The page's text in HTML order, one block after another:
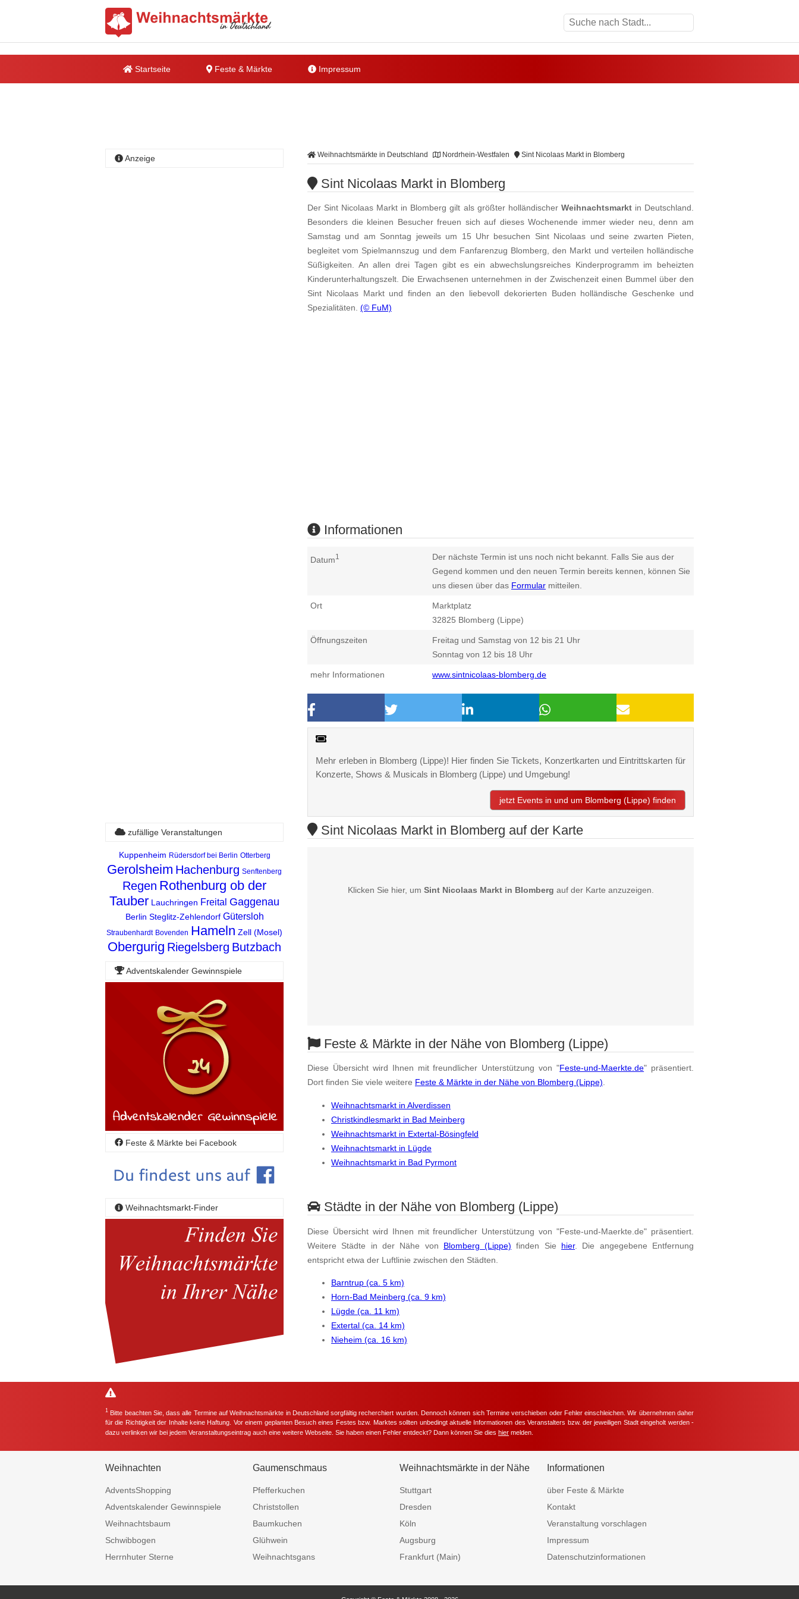
Startseite Feste & Märkte Impressum
Weihnachtsmärkte in Deutschland Nordrhein-Westfalen Sint Nicolaas Markt in Blomberg
Sint Nicolaas Markt in Blomberg
Der Sint Nicolaas Markt in Blomberg gilt als größter holländischer Weihnachtsmarktin Deutschland.
Besonders die kleinen Besucher freuen sich auf dieses Wochenende immer wieder neu, denn am
Samstag und am Sonntag jeweils um 15 Uhr besuchen Sint Nicolaas und seine zwarten Pieten,
begleitet vom Spielmannszug und dem Fanfarenzug Blomberg, den Markt und verteilen holländische
Süßigkeiten. An allen drei Tagen gibt es ein abwechslungsreiches Kinderprogramm im beheizten
Kinderunterhaltungszelt. Die Erwachsenen unternehmen in der Zwischenzeit einen Bummel über den
Sint Nicolaas Markt und finden an den liebevoll dekorierten Buden holländische Geschenke und
Spezialitäten. (© FuM)
Informationen
Datum1
Der nächste Termin ist uns noch nicht bekannt. Falls Sie aus der
Gegend kommen und den neuen Termin bereits kennen, können Sie
uns diesen über das Formular mitteilen.
Ort
Marktplatz
32825 Blomberg (Lippe)
Öffnungszeiten
Freitag und Samstag von 12 bis 21 Uhr
Sonntag von 12 bis 18 Uhr
mehr Informationen www.sintnicolaas-blomberg.de
Mehr erleben in Blomberg (Lippe)! Hier finden Sie Tickets, Konzertkarten und Eintrittskarten für
Konzerte, Shows & Musicals in Blomberg (Lippe) und Umgebung!
jetzt Events in und um Blomberg (Lippe) finden
Anzeige
Sint Nicolaas Markt in Blomberg auf der Karte
Klicken Sie hier, um Sint Nicolaas Markt in Blomberg auf der Karte anzuzeigen.
Feste & Märkte in der Nähe von Blomberg (Lippe)
Diese Übersicht wird Ihnen mit freundlicher Unterstützung von "Feste-und-Maerkte.de" präsentiert.
Dort finden Sie viele weitere Feste & Märkte in der Nähe von Blomberg (Lippe).
Weihnachtsmarkt in Alverdissen
Christkindlesmarkt in Bad Meinberg
Weihnachtsmarkt in Extertal-Bösingfeld
Weihnachtsmarkt in Lügde
Weihnachtsmarkt in Bad Pyrmont
Städte in der Nähe von Blomberg (Lippe)
Diese Übersicht wird Ihnen mit freundlicher Unterstützung von "Feste-und-Maerkte.de" präsentiert.
Weitere Städte in der Nähe von Blomberg (Lippe) finden Sie hier. Die angegebene Entfernung
entspricht etwa der Luftlinie zwischen den Städten.
Barntrup (ca. 5 km)
Horn-Bad Meinberg (ca. 9 km)
Lügde (ca. 11 km)
Extertal (ca. 14 km)
Nieheim (ca. 16 km)
zufällige Veranstaltungen
Kuppenheim Rüdersdorf bei Berlin Otterberg
Gerolsheim Hachenburg Senftenberg
Regen Rothenburg ob der
Tauber Lauchringen Freital Gaggenau
Berlin Steglitz-Zehlendorf Gütersloh
Straubenhardt Bovenden Hameln Zell (Mosel)
Obergurig Riegelsberg Butzbach
Adventskalender Gewinnspiele
Feste & Märkte bei Facebook
Weihnachtsmarkt-Finder
1 Bitte beachten Sie, dass alle Termine auf Weihnachtsmärkte in Deutschland sorgfältig recherchiert wurden. Dennoch können sich Termine verschieben oder Fehler einschleichen. Wir übernehmen daher
für die Richtigkeit der Inhalte keine Haftung. Vor einem geplanten Besuch eines Festes bzw. Marktes sollten unbedingt aktuelle Informationen des Veranstalters bzw. der jeweiligen Stadt eingeholt werden -
dazu verlinken wir bei jedem Veranstaltungseintrag auch eine weitere Webseite. Sie haben einen Fehler entdeckt? Dann können Sie dies hier melden.
Weihnachten
AdventsShopping
Adventskalender Gewinnspiele
Weihnachtsbaum
Schwibbogen
Herrnhuter Sterne
Gaumenschmaus
Pfefferkuchen
Christstollen
Baumkuchen
Glühwein
Weihnachtsgans
Weihnachtsmärkte in der Nähe
Stuttgart
Dresden
Köln
Augsburg
Frankfurt (Main)
Informationen
über Feste & Märkte
Kontakt
Veranstaltung vorschlagen
Impressum
Datenschutzinformationen